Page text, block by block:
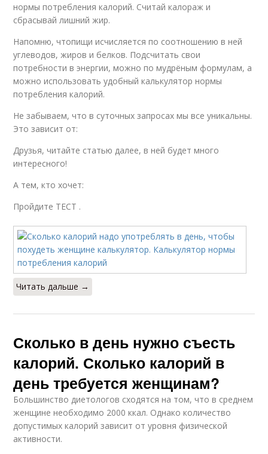
нормы потребления калорий. Считай калораж и
сбрасывай лишний жир.
Напомню, чтопищи исчисляется по соотношению в ней
углеводов, жиров и белков. Подсчитать свои
потребности в энергии, можно по мудрёным формулам, а
можно использовать удобный калькулятор нормы
потребления калорий.
Не забываем, что в суточных запросах мы все уникальны.
Это зависит от:
Друзья, читайте статью далее, в ней будет много
интересного!
А тем, кто хочет:
Пройдите ТЕСТ .
Читать дальше →
Сколько в день нужно съесть
калорий. Сколько калорий в
день требуется женщинам?
Большинство диетологов сходятся на том, что в среднем
женщине необходимо 2000 ккал. Однако количество
допустимых калорий зависит от уровня физической
активности.